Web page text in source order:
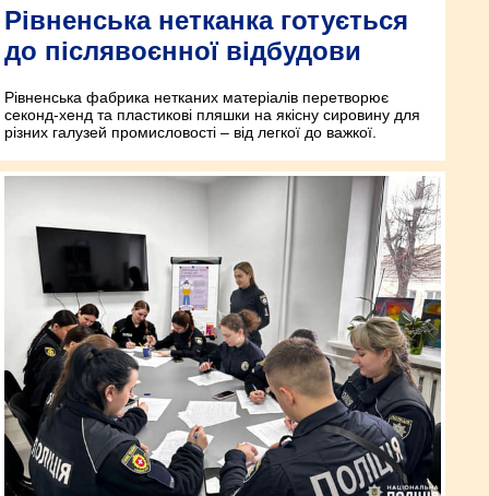
Рівненська нетканка готується
до післявоєнної відбудови
Рівненська фабрика нетканих матеріалів перетворює
секонд-хенд та пластикові пляшки на якісну сировину для
різних галузей промисловості – від легкої до важкої.